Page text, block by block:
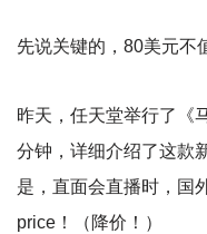
先说关键的，80美元不
昨天，任天堂举行了《
分钟，详细介绍了这款
是，直面会直播时，国
price！（降价！）